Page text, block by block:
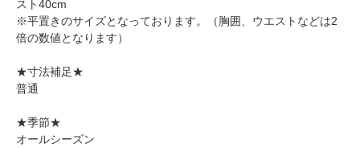
スト40cm
※平置きのサイズとなっております。（胸囲、ウエストなどは2
倍の数値となります）
★寸法補足★
普通
★季節★
オールシーズン